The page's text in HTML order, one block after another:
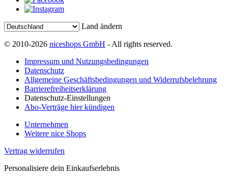
Land ändern
© 2010-2026 niceshops GmbH - All rights reserved.
Impressum und Nutzungsbedingungen
Datenschutz
Allgemeine Geschäftsbedingungen und Widerrufsbelehrung
Barrierefreiheitserklärung
Datenschutz-Einstellungen
Abo-Verträge hier kündigen
Unternehmen
Weitere nice Shops
Vertrag widerrufen
Personalisiere dein Einkaufserlebnis